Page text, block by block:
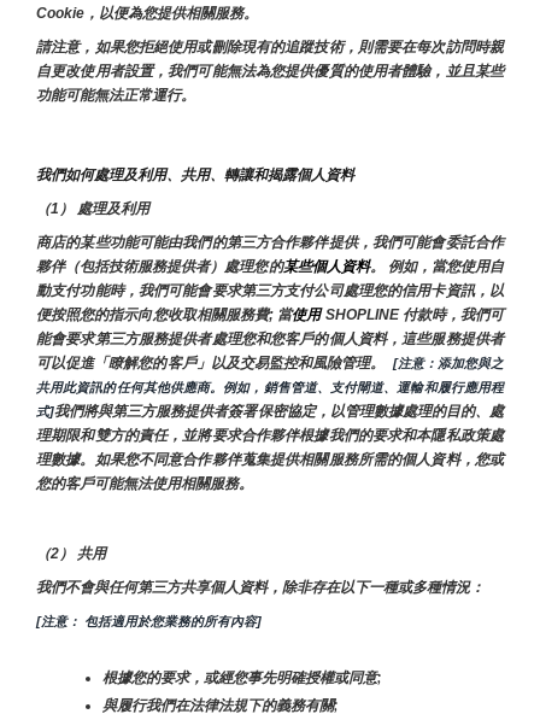
Cookie，以便為您提供相關服務。
請注意，如果您拒絕使用或刪除現有的追蹤技術，則需要在每次訪問時親
自更改使用者設置，我們可能無法為您提供優質的使用者體驗，並且某些
功能可能無法正常運行。
我們如何處理及利用、共用、轉讓和揭露個人資料
（1） 處理及利用
商店的某些功能可能由我們的第三方合作夥伴提供，我們可能會委託合作
夥伴（包括技術服務提供者）處理您的某些個人資料。 例如，當您使用自
動支付功能時，我們可能會要求第三方支付公司處理您的信用卡資訊，以
便按照您的指示向您收取相關服務費; 當使用 SHOPLINE 付款時，我們可
能會要求第三方服務提供者處理您和您客戶的個人資料，這些服務提供者
可以促進「瞭解您的客戶」以及交易監控和風險管理。
[注意：添加您與之
共用此資訊的任何其他供應商。例如，銷售管道、支付閘道、運輸和履行應用程
式]我們將與第三方服務提供者簽署保密協定，以管理數據處理的目的、處
理期限和雙方的責任，並將要求合作夥伴根據我們的要求和本隱私政策處
理數據。如果您不同意合作夥伴蒐集提供相關服務所需的個人資料，您或
您的客戶可能無法使用相關服務。
（2） 共用
我們不會與任何第三方共享個人資料，除非存在以下一種或多種情況：
[注意： 包括適用於您業務的所有內容]
根據您的要求，或經您事先明確授權或同意;
與履行我們在法律法規下的義務有關;